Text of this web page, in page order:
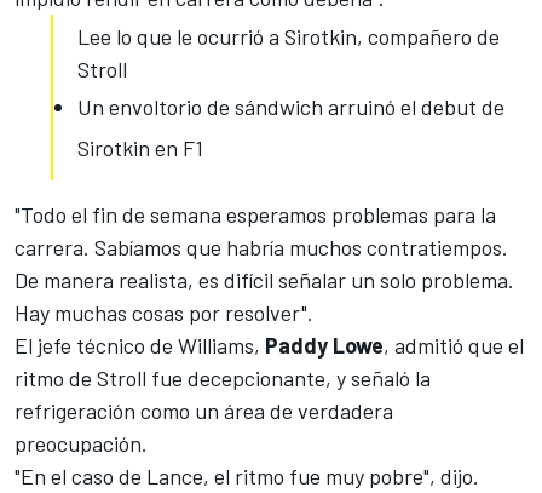
Lee lo que le ocurrió a Sirotkin, compañero de
Stroll
Un envoltorio de sándwich arruinó el debut de
Sirotkin en F1
"Todo el fin de semana esperamos problemas para la
carrera. Sabíamos que habría muchos contratiempos.
De manera realista, es difícil señalar un solo problema.
Hay muchas cosas por resolver".
El jefe técnico de Williams, Paddy Lowe, admitió que el
ritmo de Stroll fue decepcionante, y señaló la
refrigeración como un área de verdadera
preocupación.
"En el caso de Lance, el ritmo fue muy pobre", dijo.